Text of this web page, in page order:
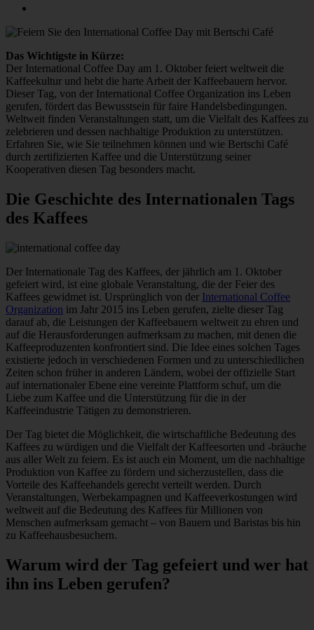
Das Wichtigste in Kürze:
Der International Coffee Day am 1. Oktober feiert weltweit die
Kaffeekultur und hebt die harte Arbeit der Kaffeebauern hervor.
Dieser Tag, von der International Coffee Organization ins Leben
gerufen, fördert das Bewusstsein für faire Handelsbedingungen.
Weltweit finden Veranstaltungen statt, um die Vielfalt des Kaffees zu
zelebrieren und dessen nachhaltige Produktion zu unterstützen.
Erfahren Sie, wie Sie teilnehmen können und wie Bertschi Café
durch zertifizierten Kaffee und die Unterstützung seiner
Kooperativen diesen Tag besonders macht.
Die Geschichte des Internationalen Tags
des Kaffees
Der Internationale Tag des Kaffees, der jährlich am 1. Oktober
gefeiert wird, ist eine globale Veranstaltung, die der Feier des
Kaffees gewidmet ist. Ursprünglich von der International Coffee
Organization im Jahr 2015 ins Leben gerufen, zielte dieser Tag
darauf ab, die Leistungen der Kaffeebauern weltweit zu ehren und
auf die Herausforderungen aufmerksam zu machen, mit denen die
Kaffeeproduzenten konfrontiert sind. Die Idee eines solchen Tages
existierte jedoch in verschiedenen Formen und zu unterschiedlichen
Zeiten schon früher in anderen Ländern, wobei der offizielle Start
auf internationaler Ebene eine vereinte Plattform schuf, um die
Liebe zum Kaffee und die Unterstützung für die in der
Kaffeeindustrie Tätigen zu demonstrieren.
Der Tag bietet die Möglichkeit, die wirtschaftliche Bedeutung des
Kaffees zu würdigen und die Vielfalt der Kaffeesorten und -bräuche
aus aller Welt zu feiern. Es ist auch ein Moment, um die nachhaltige
Produktion von Kaffee zu fördern und sicherzustellen, dass die
Vorteile des Kaffeehandels gerecht verteilt werden. Durch
Veranstaltungen, Werbekampagnen und Kaffeeverkostungen wird
weltweit auf die Bedeutung des Kaffees für Millionen von
Menschen aufmerksam gemacht – von Bauern und Baristas bis hin
zu Kaffeehausbesuchern.
Warum wird der Tag gefeiert und wer hat
ihn ins Leben gerufen?